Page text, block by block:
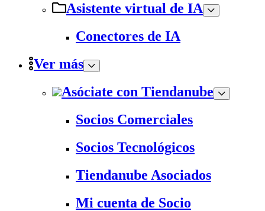
Asistente virtual de IA
Conectores de IA
Ver más
Asóciate con Tiendanube
Socios Comerciales
Socios Tecnológicos
Tiendanube Asociados
Mi cuenta de Socio